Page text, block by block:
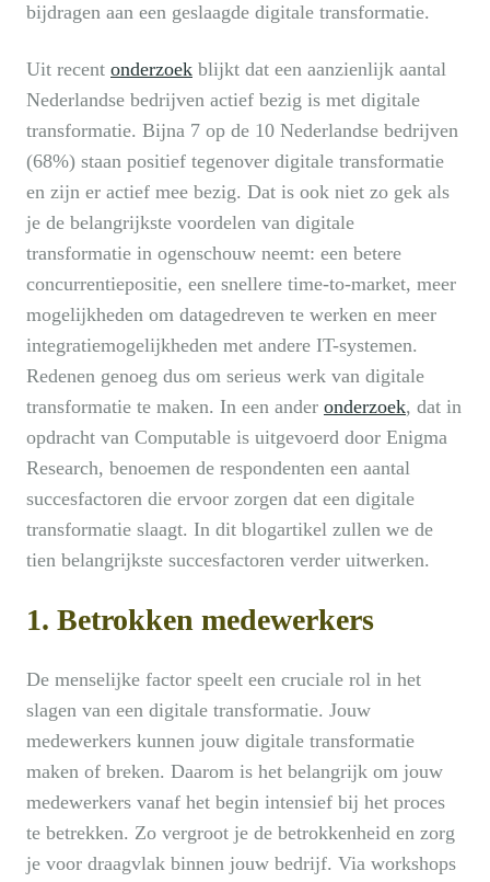
bijdragen aan een geslaagde digitale transformatie.
Uit recent onderzoek blijkt dat een aanzienlijk aantal
Nederlandse bedrijven actief bezig is met digitale
transformatie. Bijna 7 op de 10 Nederlandse bedrijven
(68%) staan positief tegenover digitale transformatie
en zijn er actief mee bezig. Dat is ook niet zo gek als
je de belangrijkste voordelen van digitale
transformatie in ogenschouw neemt: een betere
concurrentiepositie, een snellere time-to-market, meer
mogelijkheden om datagedreven te werken en meer
integratiemogelijkheden met andere IT-systemen.
Redenen genoeg dus om serieus werk van digitale
transformatie te maken. In een ander onderzoek, dat in
opdracht van Computable is uitgevoerd door Enigma
Research, benoemen de respondenten een aantal
succesfactoren die ervoor zorgen dat een digitale
transformatie slaagt. In dit blogartikel zullen we de
tien belangrijkste succesfactoren verder uitwerken.
1. Betrokken medewerkers
De menselijke factor speelt een cruciale rol in het
slagen van een digitale transformatie. Jouw
medewerkers kunnen jouw digitale transformatie
maken of breken. Daarom is het belangrijk om jouw
medewerkers vanaf het begin intensief bij het proces
te betrekken. Zo vergroot je de betrokkenheid en zorg
je voor draagvlak binnen jouw bedrijf. Via workshops